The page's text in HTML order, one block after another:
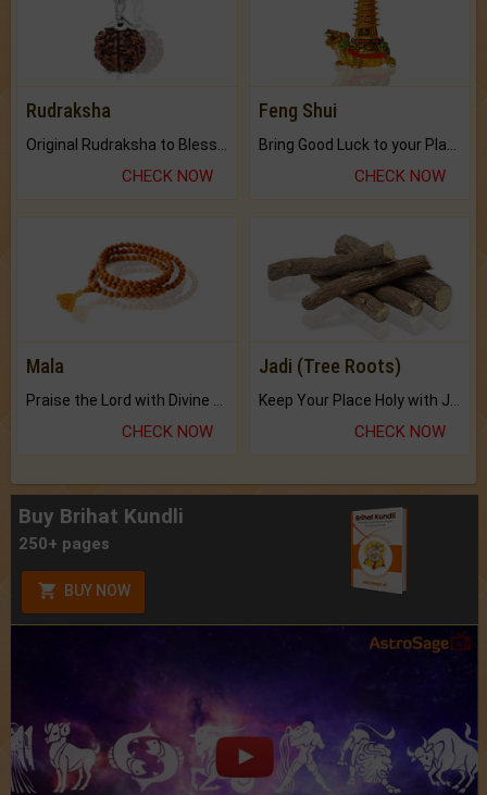
Rudraksha
CHECK NOW
Feng Shui
CHECK NOW
Mala
CHECK NOW
Jadi (Tree Roots)
CHECK NOW
Buy Brihat Kundli
250+ pages
BUY NOW